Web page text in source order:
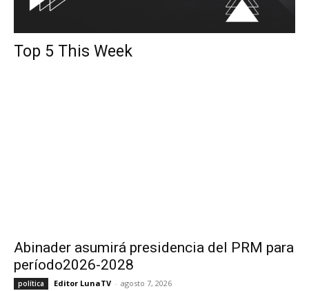
Top 5 This Week
Abinader asumirá presidencia del PRM para
período2026-2028
política Editor LunaTV - agosto 7, 2026